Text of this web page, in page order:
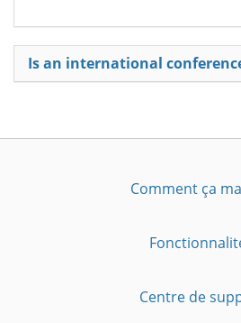
Is an international
Comment ça
Centre de